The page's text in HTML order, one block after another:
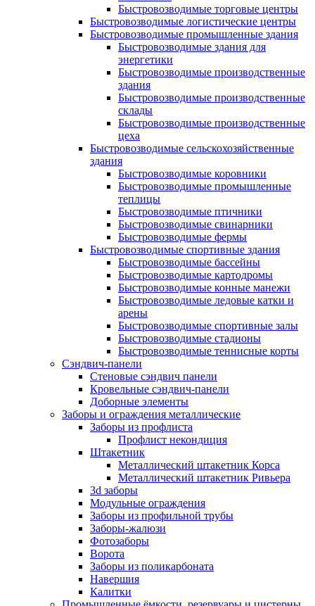
Быстровозводимые торговые центры
Быстровозводимые логистические центры
Быстровозводимые промышленные здания
Быстровозводимые здания для
энергетики
Быстровозводимые производственные
здания
Быстровозводимые производственные
склады
Быстровозводимые производственные
цеха
Быстровозводимые сельскохозяйственные
здания
Быстровозводимые коровники
Быстровозводимые промышленные
теплицы
Быстровозводимые птичники
Быстровозводимые свинарники
Быстровозводимые фермы
Быстровозводимые спортивные здания
Быстровозводимые бассейны
Быстровозводимые картодромы
Быстровозводимые конные манежи
Быстровозводимые ледовые катки и
арены
Быстровозводимые спортивные залы
Быстровозводимые стадионы
Быстровозводимые теннисные корты
Сэндвич-панели
Стеновые сэндвич панели
Кровельные сэндвич-панели
Доборные элементы
Заборы и ограждения металлические
Заборы из профлиста
Профлист некондиция
Штакетник
Металлический штакетник Корса
Металлический штакетник Ривьера
3d заборы
Модульные ограждения
Заборы из профильной трубы
Заборы-жалюзи
Фотозаборы
Ворота
Заборы из поликарбоната
Навершия
Калитки